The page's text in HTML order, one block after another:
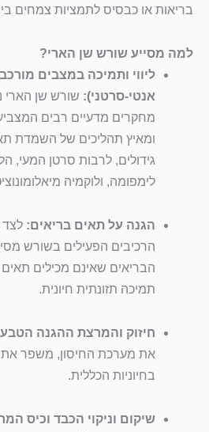
בריאות או כבסיס לתמציות צמחים
למה מסייע שורש שן הארי?
ליווי ותמיכה במצבים
אנטי-סרטני): שורש שן
מחקרים מדעיים רבים
ומאיץ תהליכים של השמדת
גידולים, לרבות סרטן המעי,
לימפומה, ולוקמיה
הגנה על תאים בריאים: לצד
הרכיבים הפעילים בשורש
הבריאים שאינם מכילים
תמיכה תזונתית חיונית.
חיזוק והמרצת ההגנה
את מערכת החיסון, משפר את
בחיוניות הכללית.
שיקום וניקוי הכבד וכיס